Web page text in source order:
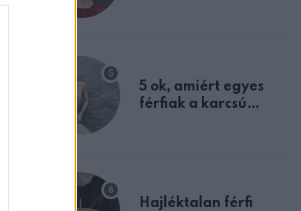
5 ok, amiért egyes
férfiak a karcsú
Hajléktalan férfi